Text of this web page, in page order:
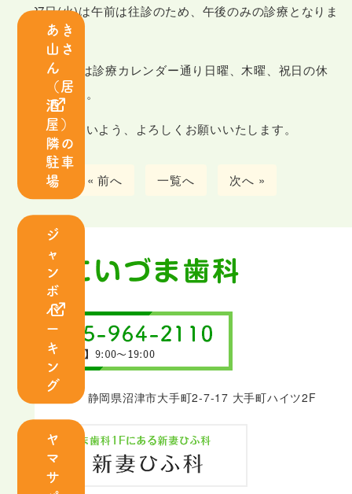
歯
治
歯
周
病
治
療
あき
山さ
ん
（居
酒
屋）
隣の
駐車
場
ジ
ャ
ン
ボ
パ
ー
キ
ン
グ
ヤ
マ
サ
4月27日(火)は午前は往診のため、午後のみの診療となりま
その他の4月は診療カレンダー通り日曜、木曜、祝日の休
診となります。
お間違いのないよう、よろしくお願いいたします。
« 前へ 一覧へ 次へ »
〒410-0801 静岡県沼津市大手町2-7-17 大手町ハイツ2F